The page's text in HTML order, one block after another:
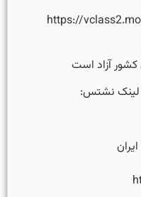
https://
آزاد است
لینک نشتس: